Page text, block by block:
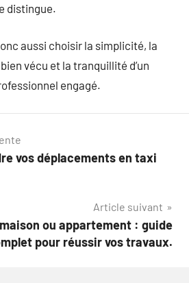
distingue.
aussi choisir la simplicité, la
vécu et la tranquillité d’un
engagé.
vos déplacements en taxi
Article suivant
ou appartement : guide
pour réussir vos travaux.